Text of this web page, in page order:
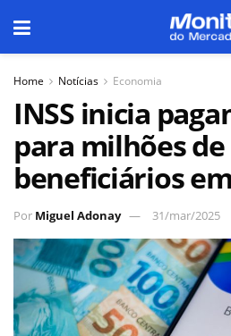
Home Notícias Economia
INSS inicia
para milhões de
beneficiários
Por Miguel Adonay 31/mar/2025